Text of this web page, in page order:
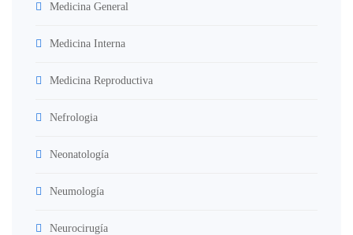
Medicina General
Medicina Interna
Medicina Reproductiva
Nefrologia
Neonatología
Neumología
Neurocirugía